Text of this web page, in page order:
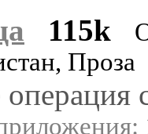
115k
Проза